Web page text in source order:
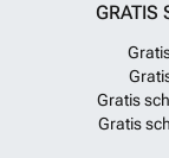
GRATIS
Gratis
Gratis